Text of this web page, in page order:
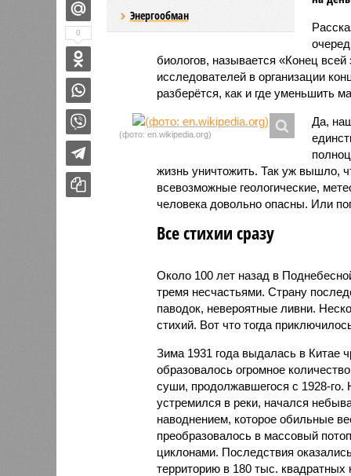
Энергообман
биологов, называется «Конец
исследователей в организации
разберётся, как и где уменьшить
(фото: en.wikipedia.org)
Да,
жизнь уничтожить. Так уж вышло,
всевозможные геологические,
человека довольно опасны. Или
Все стихии сразу
Около 100 лет назад в
тремя несчастьями. Страну
паводок, невероятные ливни.
стихий. Вот что тогда
Зима 1931 года выдалась в Китае
образовалось огромное
суши, продолжавшегося с 1928-го.
устремился в реки, начался
наводнением, которое обильные
преобразовалось в массовый
циклонами. Последствия
территорию в 180 тыс.
0